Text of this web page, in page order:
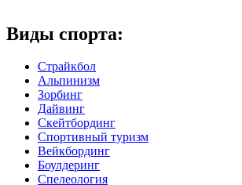
Виды спорта:
Страйкбол
Альпинизм
Зорбинг
Дайвинг
Скейтбординг
Спортивный туризм‎
Вейкбординг
Боулдеринг
Спелеология